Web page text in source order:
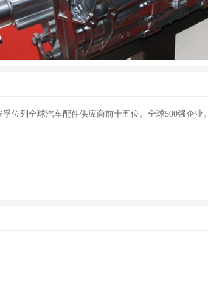
位列全球汽车配件供应商前十五位。全球500强企业。